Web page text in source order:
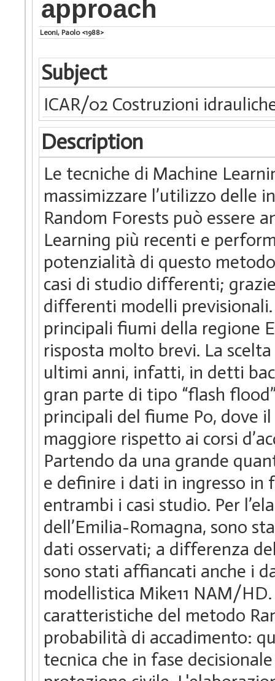
approach
Leoni, Paolo <1988>
Subject
ICAR/02 Costruzioni
Description
Le tecniche di Machine
massimizzare l’utilizzo delle
Random Forests può essere
Learning più recenti e
potenzialità di questo
casi di studio differenti;
differenti modelli
principali fiumi della regione
risposta molto brevi. La
ultimi anni, infatti, in detti
gran parte di tipo “flash
principali del fiume Po, dove
maggiore rispetto ai corsi
Partendo da una grande
e definire i dati in ingresso
entrambi i casi studio. Per
dell’Emilia-Romagna, sono
dati osservati; a differenza
sono stati affiancati anche i
modellistica Mike11 NAM/
caratteristiche del metodo
probabilità di accadimento:
tecnica che in fase